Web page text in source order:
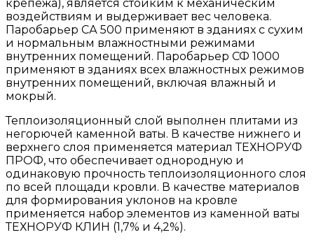
крепежа), является стойким к механическим
воздействиям и выдерживает вес человека.
Паробарьер СА 500 применяют в зданиях с сухим
и нормальным влажностными режимами
внутренних помещений. Паробарьер СФ 1000
применяют в зданиях всех влажностных режимов
внутренних помещений, включая влажный и
мокрый.
Теплоизоляционный слой выполнен плитами из
негорючей каменной ваты. В качестве нижнего и
верхнего слоя применяется материал ТЕХНОРУФ
ПРОФ, что обеспечивает однородную и
одинаковую прочность теплоизоляционного слоя
по всей площади кровли. В качестве материалов
для формирования уклонов на кровле
применяется набор элементов из каменной ваты
ТЕХНОРУФ КЛИН (1,7% и 4,2%).